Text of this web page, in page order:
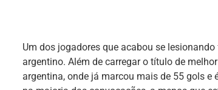
Um dos jogadores que acabou se
argentino. Além de carregar o título de
argentina, onde já marcou mais de 55 gols